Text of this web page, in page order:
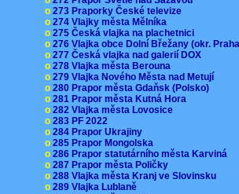
o 273 Praporky České televize
o 274 Vlajky města Mělníka
o 275 Česká vlajka na plachetnici
o 276 Vlajka obce Dolní Břežany (okr.
o 277 Česká vlajka nad galerií DOX
o 278 Vlajka města Berouna
o 279 Vlajka Nového Města nad Metují
o 280 Prapor města Gdaňsk (Polsko)
o 281 Prapor města Kutná Hora
o 282 Vlajka města Lovosice
o 283 PF 2022
o 284 Prapor Ukrajiny
o 285 Prapor Mongolska
o 286 Prapor statutárního města Karviná
o 287 Prapor města Poličky
o 288 Vlajka města Kranj ve Slovinsku
o 289 Vlajka Lublaně